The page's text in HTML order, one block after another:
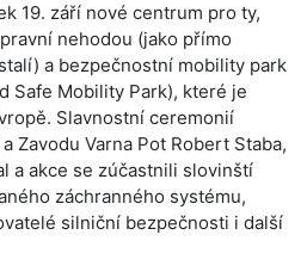
19. září nové centrum pro ty,
nehodou (jako přímo
a bezpečnostní mobility park
Safe Mobility Park), které je
Slavnostní ceremonií
Zavodu Varna Pot Robert Staba,
a akce se zúčastnili slovinští
záchranného systému,
silniční bezpečnosti i další